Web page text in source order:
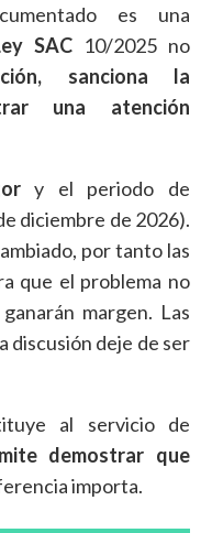
es una
SAC10/2025 no
sanciona la
una atención
y el periodo de
diciembre de 2026).
por tanto las
que el problema no
margen. Las
discusión deje de ser
al servicio de
demostrar que
importa.